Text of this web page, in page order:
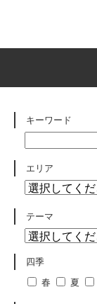
キーワード
エリア
テーマ
四季
春
夏